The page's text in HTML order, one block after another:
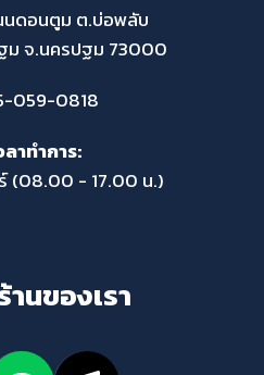
ดอนตูม ต.บ่อพลับ
ม จ.นครปฐม 73000
059-0818
ลาทำการ:
(08.00 - 17.00 น.)
นของเรา